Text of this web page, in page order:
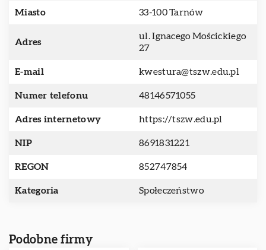
Miasto 33-100 Tarnów
Adres
ul. Ignacego Mościckiego
27
E-mail kwestura@tszw.edu.pl
Numer telefonu 48146571055
Adres internetowy https://tszw.edu.pl
NIP 8691831221
REGON 852747854
Kategoria Społeczeństwo
Podobne firmy